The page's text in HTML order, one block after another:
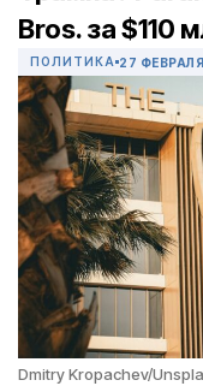
Bros. за $110
ПОЛИТИКА 27
Dmitry Kropachev/